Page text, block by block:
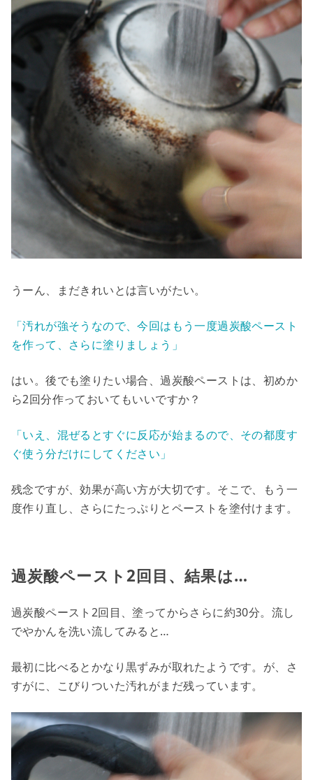
うーん、まだきれいとは言いがたい。
「汚れが強そうなので、今回はもう一度過炭酸ペースト
を作って、さらに塗りましょう」
はい。後でも塗りたい場合、過炭酸ペーストは、初めか
ら2回分作っておいてもいいですか？
「いえ、混ぜるとすぐに反応が始まるので、その都度す
ぐ使う分だけにしてください」
残念ですが、効果が高い方が大切です。そこで、もう一
度作り直し、さらにたっぷりとペーストを塗付けます。
過炭酸ペースト2回目、結果は…
過炭酸ペースト2回目、塗ってからさらに約30分。流し
でやかんを洗い流してみると…
最初に比べるとかなり黒ずみが取れたようです。が、さ
すがに、こびりついた汚れがまだ残っています。